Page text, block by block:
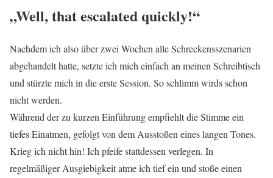
„Well, that escalated quickly!“
Nachdem ich also über zwei Wochen alle Schreckensszenarien
abgehandelt hatte, setzte ich mich einfach an meinen Schreibtisch
und stürzte mich in die erste Session. So schlimm wirds schon
nicht werden.
Während der zu kurzen Einführung empfiehlt die Stimme ein
tiefes Einatmen, gefolgt von dem Ausstoßen eines langen Tones.
Krieg ich nicht hin! Ich pfeife stattdessen verlegen. In
regelmäßiger Ausgiebigkeit atme ich tief ein und stoße einen